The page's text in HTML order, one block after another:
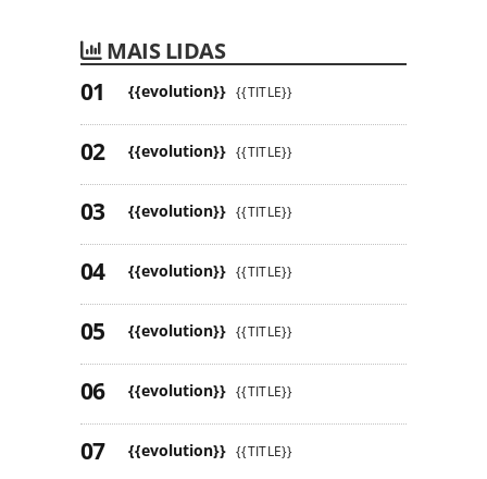
MAIS LIDAS
{{evolution}} {{TITLE}}
{{evolution}} {{TITLE}}
{{evolution}} {{TITLE}}
{{evolution}} {{TITLE}}
{{evolution}} {{TITLE}}
{{evolution}} {{TITLE}}
{{evolution}} {{TITLE}}